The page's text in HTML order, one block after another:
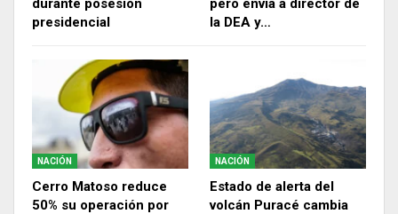
durante posesión
presidencial
pero envía a director de
la DEA y…
NACIÓN
Cerro Matoso reduce
50% su operación por
NACIÓN
Estado de alerta del
volcán Puracé cambia